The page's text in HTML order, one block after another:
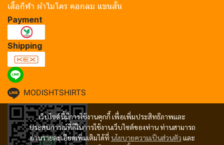
เว็บไซต์นี้มีการใช้งานคุกกี้ เพื่อเพิ่มประสิทธิภาพและ
ประสบการณ์ที่ดีในการใช้งานเว็บไซต์ของท่าน ท่านสามารถ
อ่านรายละเอียดเพิ่มเติมได้ที่ นโยบายความเป็นส่วนตัว และ
เสื้อกีฬา ผ้าไมโคร คอกลม แขนสั้น
Payment
Shipping
MODISHTSHIRTS